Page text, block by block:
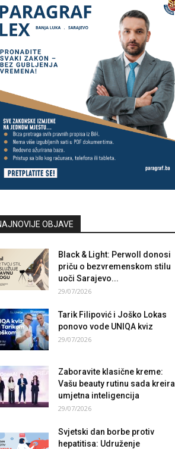
OBJAVE
Black & Light: Perwoll donosi
priču o bezvremenskom stilu
uoči Sarajevo...
29/07/2026
Tarik Filipović i Joško Lokas
ponovo vode UNIQA kviz
29/07/2026
Zaboravite klasične kreme:
Vašu beauty rutinu sada kreira
umjetna inteligencija
29/07/2026
Svjetski dan borbe protiv
hepatitisa: Udruženje